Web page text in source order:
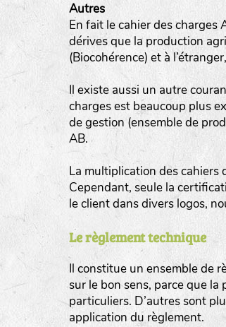
BINGENHEIMER
DE BOLSTER (DBO)
GRAINE DEL PAÏS (GDP)
www.grainesdelpais.com
JARDIN EN’VIE (JEV)
LA BOITE A GRAINES
Autres
En fait le cahier des charges
dérives que la production
(Biocohérence) et à
Il existe aussi un autre
charges est beaucoup plus
de gestion (ensemble de
AB.
La multiplication des cahiers
Cependant, seule la
le client dans divers logos,
Le règlement technique
Il constitue un ensemble de
sur le bon sens, parce que
particuliers. D’autres sont
application du règlement.
Légumes feuilles
Légumes racines
Plantes aromatiques